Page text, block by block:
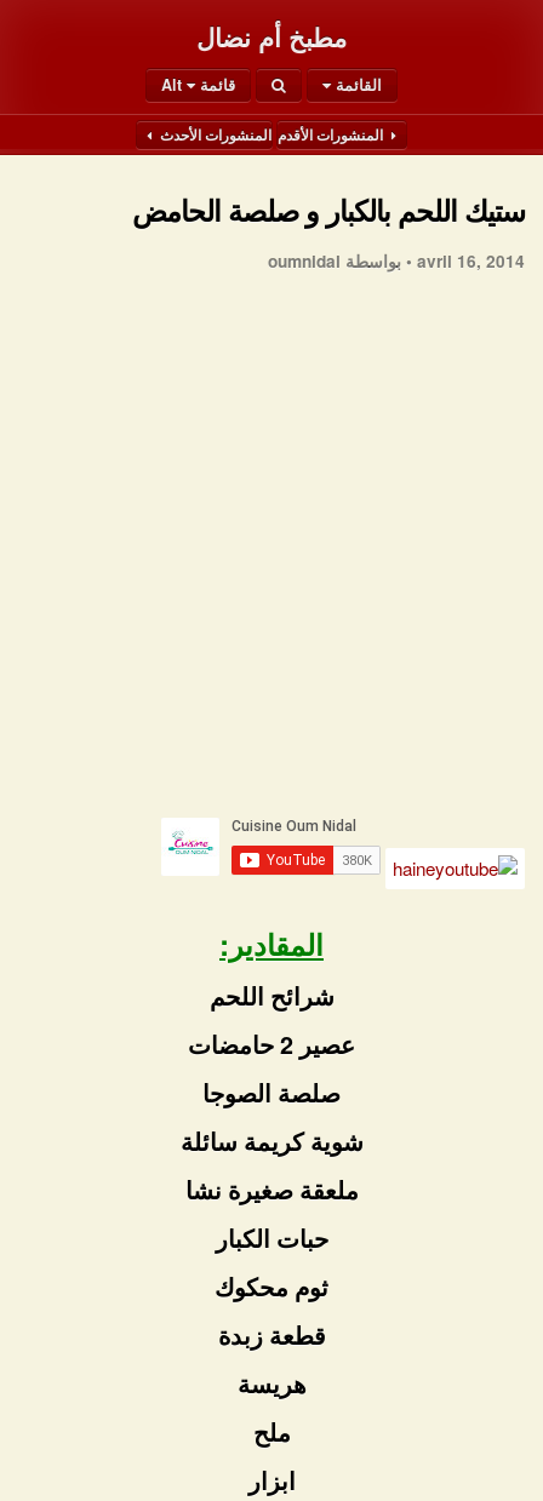
مطبخ أم نضال
القائمة قائمة Alt
المنشورات الأقدم المنشورات الأحدث
ستيك اللحم بالكبار و صلصة الحامض
avril 16, 2014 • بواسطة oumnidal
المقادير:
شرائح اللحم
عصير 2 حامضات
صلصة الصوجا
شوية كريمة سائلة
ملعقة صغيرة نشا
حبات الكبار
ثوم محكوك
قطعة زبدة
هريسة
ملح
ابزار